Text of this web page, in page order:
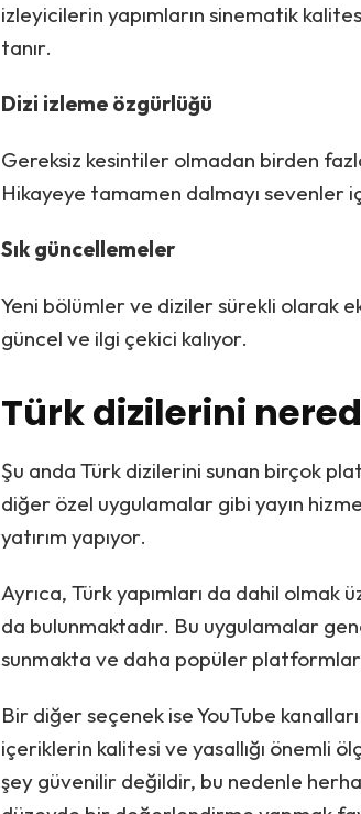
izleyicilerin yapımların sinematik
tanır.
Dizi izleme özgürlüğü
Gereksiz kesintiler olmadan birden
Hikayeye tamamen dalmayı sevenler
Sık güncellemeler
Yeni bölümler ve diziler sürekli olarak
güncel ve ilgi çekici kalıyor.
Türk dizilerini
Şu anda Türk dizilerini sunan birçok
diğer özel uygulamalar gibi yayın
yatırım yapıyor.
Ayrıca, Türk yapımları da dahil olmak
da bulunmaktadır. Bu uygulamalar
sunmakta ve daha popüler
Bir diğer seçenek ise YouTube
içeriklerin kalitesi ve yasallığı önemli
şey güvenilir değildir, bu nedenle